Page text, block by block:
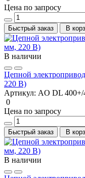
Цена по запросу
Быстрый заказ В
В наличии
Цепной
220 В)
Артикул: AO DL
0
Цена по запросу
Быстрый заказ В
В наличии